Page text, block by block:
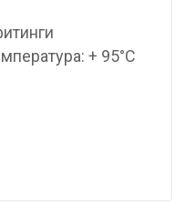
+ 95°С